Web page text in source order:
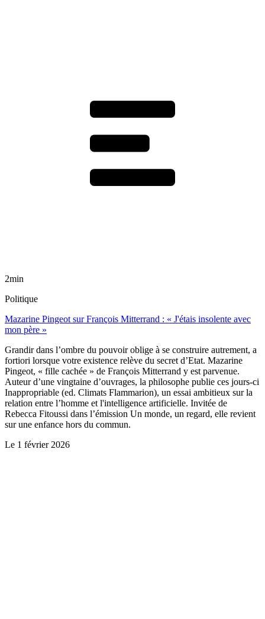
2min
Politique
Mazarine Pingeot sur François Mitterrand : « J'étais insolente avec
mon père »
Grandir dans l’ombre du pouvoir oblige à se construire autrement, a
fortiori lorsque votre existence relève du secret d’Etat. Mazarine
Pingeot, « fille cachée » de François Mitterrand y est parvenue.
Auteur d’une vingtaine d’ouvrages, la philosophe publie ces jours-ci
Inappropriable (ed. Climats Flammarion), un essai ambitieux sur la
relation entre l’homme et l'intelligence artificielle. Invitée de
Rebecca Fitoussi dans l’émission Un monde, un regard, elle revient
sur une enfance hors du commun.
Le 1 février 2026